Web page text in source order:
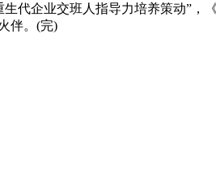
企业交班人指导力培养策动”，《
伴。(完)